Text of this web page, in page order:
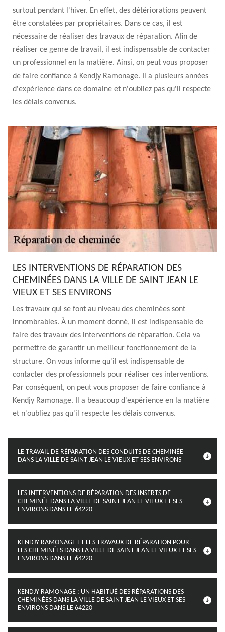
surtout pendant l'hiver. En effet, des détériorations peuvent
être constatées par propriétaires. Dans ce cas, il est
nécessaire de réaliser des travaux de réparation. Afin de
réaliser ce genre de travail, il est indispensable de contacter
un professionnel en la matière. Ainsi, on peut vous proposer
de faire confiance à Kendjy Ramonage. Il a plusieurs années
d'expérience dans ce domaine et n'oubliez pas qu'il respecte
les délais convenus.
LES INTERVENTIONS DE RÉPARATION DES
CHEMINÉES DANS LA VILLE DE SAINT JEAN LE
VIEUX ET SES ENVIRONS
Les travaux qui se font au niveau des cheminées sont
innombrables. À un moment donné, il est indispensable de
faire des travaux des interventions de réparation. Cela va
permettre de garantir un meilleur fonctionnement de la
structure. On vous informe qu'il est indispensable de
contacter des professionnels pour réaliser ces interventions.
Par conséquent, on peut vous proposer de faire confiance à
Kendjy Ramonage. Il a beaucoup d'expérience en la matière
et n'oubliez pas qu'il respecte les délais convenus.
LE TRAVAIL DE RÉPARATION DES CONDUITS DE CHEMINÉE
DANS LA VILLE DE SAINT JEAN LE VIEUX ET SES ENVIRONS
LES INTERVENTIONS DE RÉPARATION DES INSERTS DE
CHEMINÉE DANS LA VILLE DE SAINT JEAN LE VIEUX ET SES
ENVIRONS DANS LE 64220
KENDJY RAMONAGE ET LES TRAVAUX DE RÉPARATION POUR
LES CHEMINÉES DANS LA VILLE DE SAINT JEAN LE VIEUX ET SES
ENVIRONS DANS LE 64220
KENDJY RAMONAGE : UN HABITUÉ DES RÉPARATIONS DES
CHEMINÉES DANS LA VILLE DE SAINT JEAN LE VIEUX ET SES
ENVIRONS DANS LE 64220